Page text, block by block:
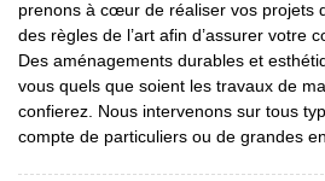
prenons à cœur de réaliser vos projets
des règles de l’art afin d’assurer votre
Des aménagements durables et
vous quels que soient les travaux de
confierez. Nous intervenons sur tous
compte de particuliers ou de grandes